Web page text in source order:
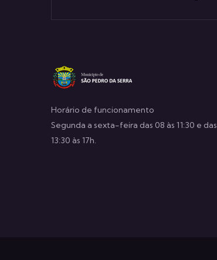
Horário de funcionamento
Segunda a sexta-feira das 08 às 11:30 e das
13:30 às 17h.